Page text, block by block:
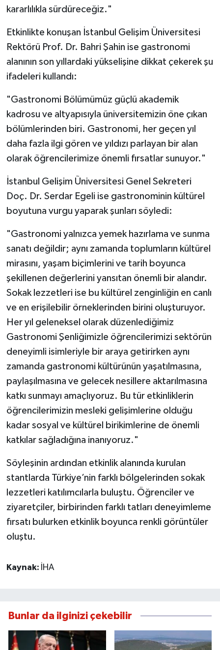
kararlılıkla sürdüreceğiz."
Etkinlikte konuşan İstanbul Gelişim Üniversitesi
Rektörü Prof. Dr. Bahri Şahin ise gastronomi
alanının son yıllardaki yükselişine dikkat çekerek şu
ifadeleri kullandı:
"Gastronomi Bölümümüz güçlü akademik
kadrosu ve altyapısıyla üniversitemizin öne çıkan
bölümlerinden biri. Gastronomi, her geçen yıl
daha fazla ilgi gören ve yıldızı parlayan bir alan
olarak öğrencilerimize önemli fırsatlar sunuyor."
İstanbul Gelişim Üniversitesi Genel Sekreteri
Doç. Dr. Serdar Egeli ise gastronominin kültürel
boyutuna vurgu yaparak şunları söyledi:
"Gastronomi yalnızca yemek hazırlama ve sunma
sanatı değildir; aynı zamanda toplumların kültürel
mirasını, yaşam biçimlerini ve tarih boyunca
şekillenen değerlerini yansıtan önemli bir alandır.
Sokak lezzetleri ise bu kültürel zenginliğin en canlı
ve en erişilebilir örneklerinden birini oluşturuyor.
Her yıl geleneksel olarak düzenlediğimiz
Gastronomi Şenliğimizle öğrencilerimizi sektörün
deneyimli isimleriyle bir araya getirirken aynı
zamanda gastronomi kültürünün yaşatılmasına,
paylaşılmasına ve gelecek nesillere aktarılmasına
katkı sunmayı amaçlıyoruz. Bu tür etkinliklerin
öğrencilerimizin mesleki gelişimlerine olduğu
kadar sosyal ve kültürel birikimlerine de önemli
katkılar sağladığına inanıyoruz."
Söyleşinin ardından etkinlik alanında kurulan
stantlarda Türkiye’nin farklı bölgelerinden sokak
lezzetleri katılımcılarla buluştu. Öğrenciler ve
ziyaretçiler, birbirinden farklı tatları deneyimleme
fırsatı bulurken etkinlik boyunca renkli görüntüler
oluştu.
Kaynak: İHA
Bunlar da ilginizi çekebilir